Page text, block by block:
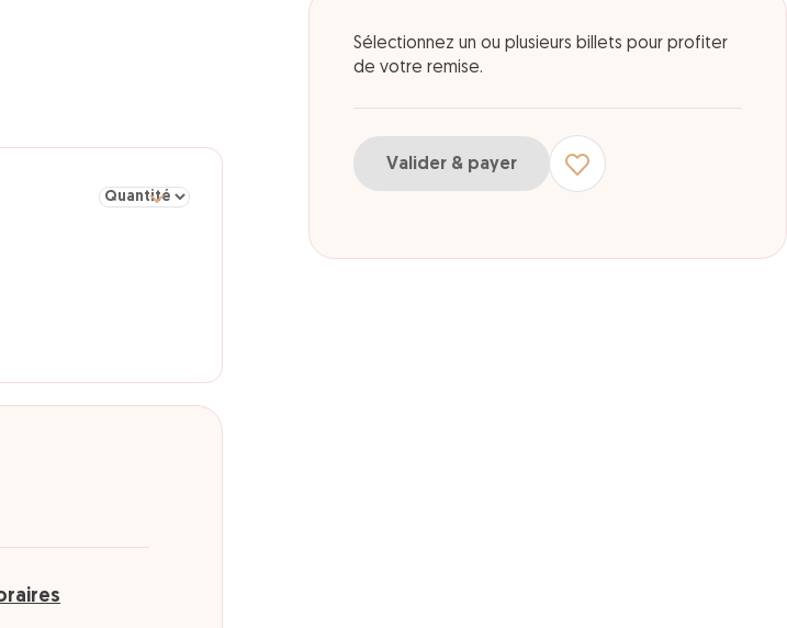
Sélectionner la quantité pour adulte
Sélectionnez un ou plusieurs billets pour profiter
de votre remise.
Valider & payer